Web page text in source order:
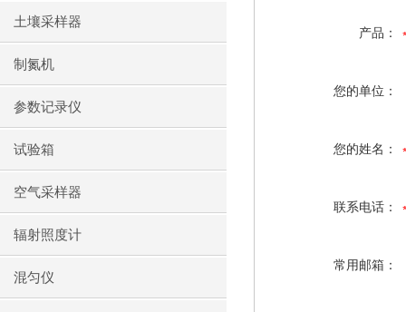
土壤采样器
制氮机
参数记录仪
试验箱
空气采样器
辐射照度计
混匀仪
产品：
您的单位：
您的姓名：
联系电话：
常用邮箱：